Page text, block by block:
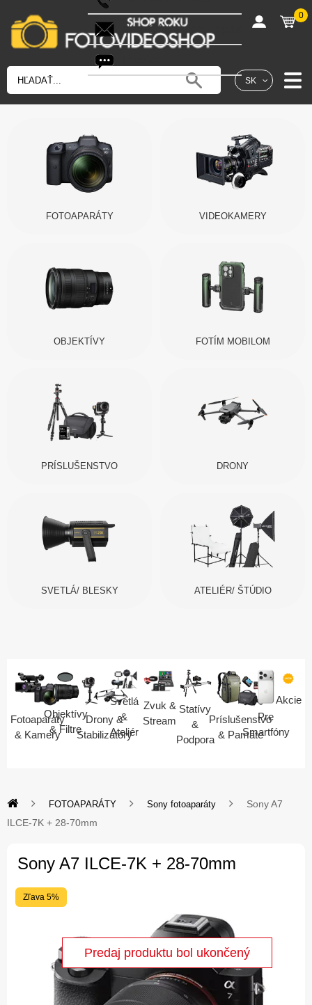
SK
shop@fotovideoshop.sk
0
FOTOAPARÁTY VIDEOKAMERY
OBJEKTÍVY FOTÍM MOBILOM
PRÍSLUŠENSTVO DRONY
SVETLÁ/ BLESKY ATELIÉR/ ŠTÚDIO
Fotoaparáty
& Kamery
Objektívy
& Filtre
Drony &
Stabilizátory
Svetlá
&
Ateliér
Zvuk &
Stream
Statívy
&
Podpora
Príslušenstvo
& Pamäte
Pre
Smartfóny
Akcie
FOTOAPARÁTY Sony fotoaparáty
Sony A7
ILCE-7K + 28-70mm
Sony A7 ILCE-7K + 28-70mm
Zľava 5%